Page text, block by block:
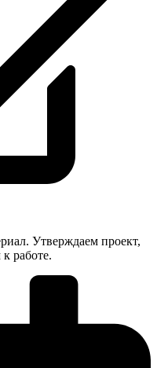
Утверждаем проект,
работе.